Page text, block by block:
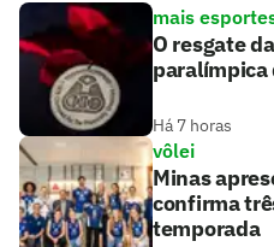
mais
O resgate
paralímpica
Há 7 horas
vôlei
Minas
confirma
temporada